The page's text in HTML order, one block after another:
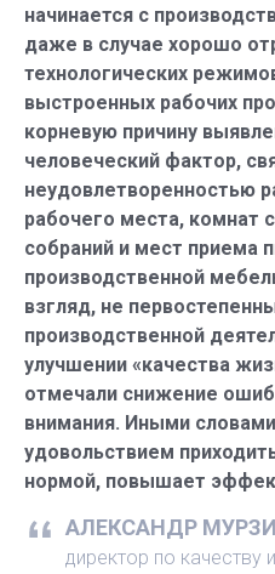
начинается с
даже в случае хорошо
технологических
выстроенных рабочих
корневую причину
человеческий фактор,
неудовлетворенностью
рабочего места, комнат
собраний и мест приема
производственной
взгляд, не
производственной
улучшении «качества
отмечали снижение
внимания. Иными
удовольствием
нормой, повышает
АЛЕКСАНДР
директор по качеству